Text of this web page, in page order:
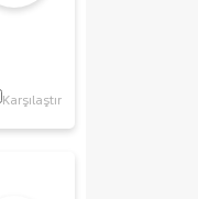
Karşılaştır